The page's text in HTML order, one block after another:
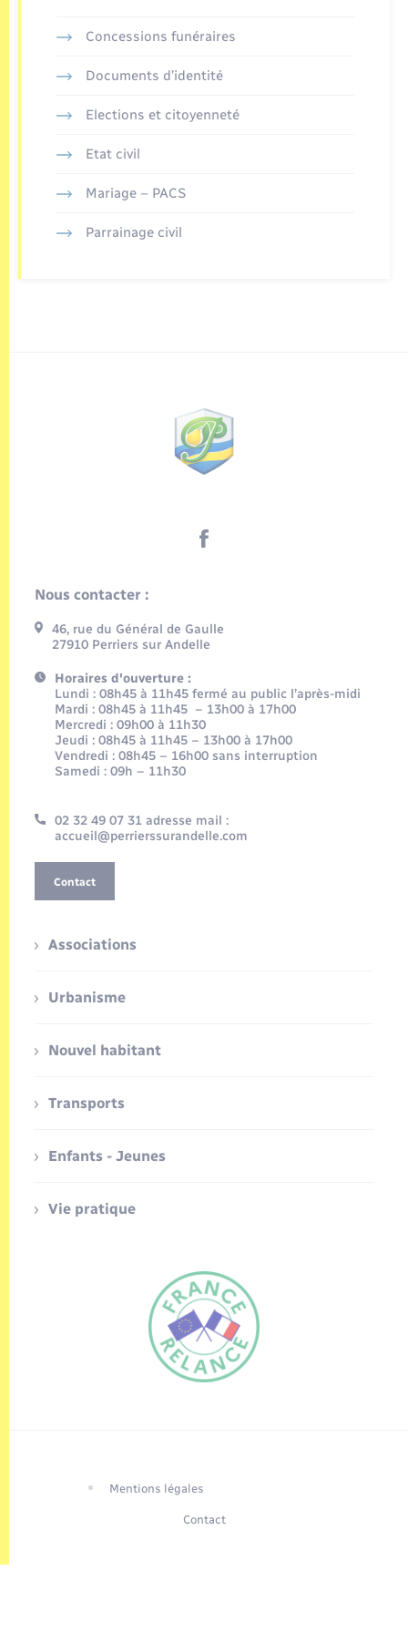
Concessions funéraires
Documents d’identité
Elections et citoyenneté
Etat civil
Mariage – PACS
Parrainage civil
Nous contacter :
46, rue du Général de Gaulle
27910 Perriers sur Andelle
Horaires d'ouverture :
Lundi : 08h45 à 11h45 fermé au public l’après-midi
Mardi : 08h45 à 11h45 – 13h00 à 17h00
Mercredi : 09h00 à 11h30
Jeudi : 08h45 à 11h45 – 13h00 à 17h00
Vendredi : 08h45 – 16h00 sans interruption
Samedi : 09h – 11h30
02 32 49 07 31 adresse mail :
accueil@perrierssurandelle.com
Contact
Associations
Urbanisme
Nouvel habitant
Transports
Enfants - Jeunes
Vie pratique
Mentions légales
Contact